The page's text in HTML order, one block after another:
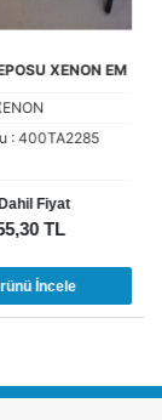
XENON EM
: 400TA2285
Fiyat
TL
İncele